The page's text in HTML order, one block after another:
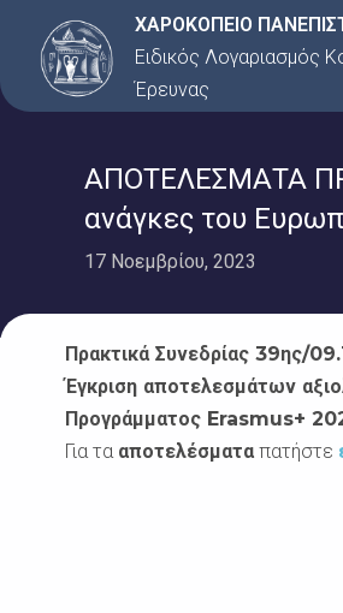
Μετάβαση
περιεχόμενο
ΧΑΡΟΚΟΠΕΙΟ
Ειδικός Λογαριασμός
Έρευνας
ΑΠΟΤΕΛΕΣΜΑΤΑ
ανάγκες του
17 Νοεμβρίου, 2023
Πρακτικά Συνεδρίας 39ης/
Έγκριση αποτελεσμάτων
Προγράμματος Erasmus+
Για τα αποτελέσματαπατήστε